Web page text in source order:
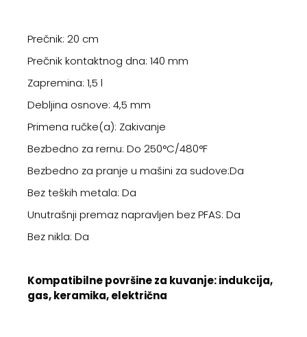
Prečnik: 20 cm
Prečnik kontaktnog dna: 140 mm
Zapremina: 1,5 l
Debljina osnove: 4,5 mm
Primena ručke(a): Zakivanje
Bezbedno za rernu: Do 250°C/480°F
Bezbedno za pranje u mašini za sudove:Da
Bez teških metala: Da
Unutrašnji premaz napravljen bez PFAS: Da
Bez nikla: Da
Kompatibilne površine za kuvanje: indukcija,
gas, keramika, električna